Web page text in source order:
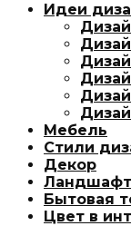
Идеи
Мебель
Стили
Декор
Бытовая
Цвет в